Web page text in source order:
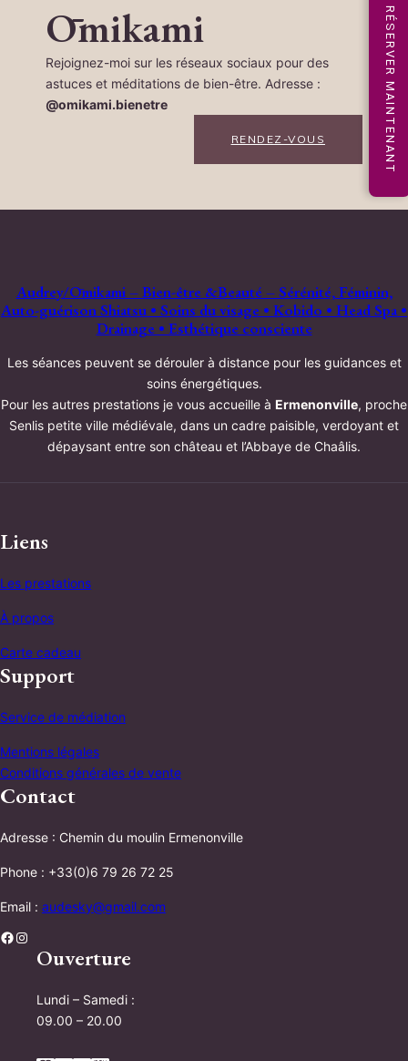
Ōmikami
Rejoignez-moi sur les réseaux sociaux pour des
astuces et méditations de bien-être. Adresse :
@omikami.bienetre
RENDEZ-VOUS RÉSERVER MAINTENANT
Audrey/Ōmikami – Bien-être &Beauté – Sérénité, Féminin,
Auto-guérison Shiatsu • Soins du visage • Kobido • Head Spa •
Drainage • Esthétique consciente
Les séances peuvent se dérouler à distance pour les guidances et
soins énergétiques.
Pour les autres prestations je vous accueille à Ermenonville, proche
Senlis petite ville médiévale, dans un cadre paisible, verdoyant et
dépaysant entre son château et l’Abbaye de Chaâlis.
Liens
Les prestations
À propos
Carte cadeau
Support
Service de médiation
Mentions légales
Conditions générales de vente
Contact
Adresse : Chemin du moulin Ermenonville
Phone : +33(0)6 79 26 72 25
Email : audesky@gmail.com
Facebook Instagram
Ouverture
Lundi – Samedi :
09.00 – 20.00